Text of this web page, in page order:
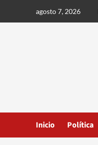
agosto 7, 2026
Inicio Política